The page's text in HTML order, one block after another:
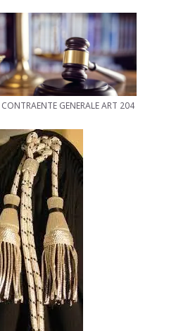
GENERALE ART 204